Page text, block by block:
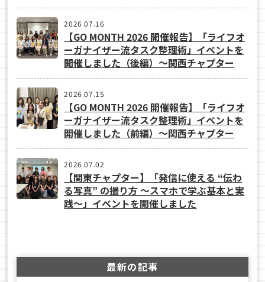
2026.07.16
【GO MONTH 2026 開催報告】「ライフオ
ーガナイザー流タスク整理術」イベントを
開催しました（後編）～関西チャプター
2026.07.15
【GO MONTH 2026 開催報告】「ライフオ
ーガナイザー流タスク整理術」イベントを
開催しました（前編）～関西チャプター
2026.07.02
【関東チャプター】「発信に使える “伝わ
る写真” の撮り方 ～スマホで学ぶ基本と実
践～」イベントを開催しました
最新の記事